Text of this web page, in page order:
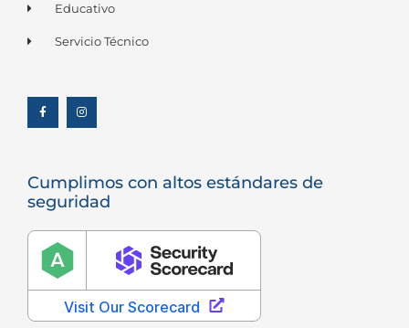
Educativo
Servicio Técnico
c
e
b
o
s
t
a
g
Cumplimos con altos estándares de
seguridad